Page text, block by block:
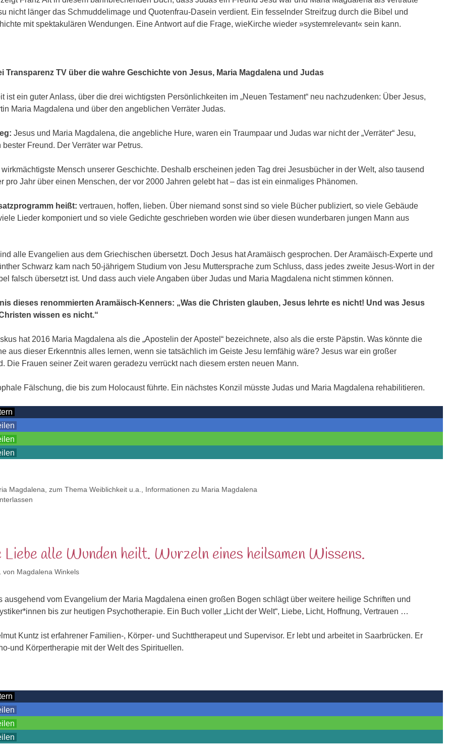
nicht länger das Schmuddelimage und Quotenfrau-Dasein verdient. Ein fesselnder Streifzug durch die Bibel und
mit spektakulären Wendungen. Eine Antwort auf die Frage, wieKirche wieder »systemrelevant« sein kann.
Transparenz TV über die wahre Geschichte von Jesus, Maria Magdalena und Judas
ist ein guter Anlass, über die drei wichtigsten Persönlichkeiten im „Neuen Testament“ neu nachzudenken: Über Jesus,
Maria Magdalena und über den angeblichen Verräter Judas.
Jesus und Maria Magdalena, die angebliche Hure, waren ein Traumpaar und Judas war nicht der „Verräter“ Jesu,
Freund. Der Verräter war Petrus.
Mensch unserer Geschichte. Deshalb erscheinen jeden Tag drei Jesusbücher in der Welt, also tausend
pro Jahr über einen Menschen, der vor 2000 Jahren gelebt hat – das ist ein einmaliges Phänomen.
heißt: vertrauen, hoffen, lieben. Über niemand sonst sind so viele Bücher publiziert, so viele Gebäude
Lieder komponiert und so viele Gedichte geschrieben worden wie über diesen wunderbaren jungen Mann aus
alle Evangelien aus dem Griechischen übersetzt. Doch Jesus hat Aramäisch gesprochen. Der Aramäisch-Experte und
Schwarz kam nach 50-jährigem Studium von Jesu Muttersprache zum Schluss, dass jedes zweite Jesus-Wort in der
falsch übersetzt ist. Und dass auch viele Angaben über Judas und Maria Magdalena nicht stimmen können.
dieses renommierten Aramäisch-Kenners: „Was die Christen glauben, Jesus lehrte es nicht! Und was Jesus
wissen es nicht.“
hat 2016 Maria Magdalena als die „Apostelin der Apostel“ bezeichnete, also als die erste Päpstin. Was könnte die
aus dieser Erkenntnis alles lernen, wenn sie tatsächlich im Geiste Jesu lernfähig wäre? Jesus war ein großer
Die Frauen seiner Zeit waren geradezu verrückt nach diesem ersten neuen Mann.
Fälschung, die bis zum Holocaust führte. Ein nächstes Konzil müsste Judas und Maria Magdalena rehabilitieren.
Magdalena, zum Thema Weiblichkeit u.a.
Informationen zu Maria Magdalena
alle Wunden heilt. Wurzeln eines heilsamen Wissens.
von Magdalena Winkels
ausgehend vom Evangelium der Maria Magdalena einen großen Bogen schlägt über weitere heilige Schriften und
bis zur heutigen Psychotherapie. Ein Buch voller „Licht der Welt“, Liebe, Licht, Hoffnung, Vertrauen …
Kuntz ist erfahrener Familien-, Körper- und Suchttherapeut und Supervisor. Er lebt und arbeitet in Saarbrücken. Er
und Körpertherapie mit der Welt des Spirituellen.